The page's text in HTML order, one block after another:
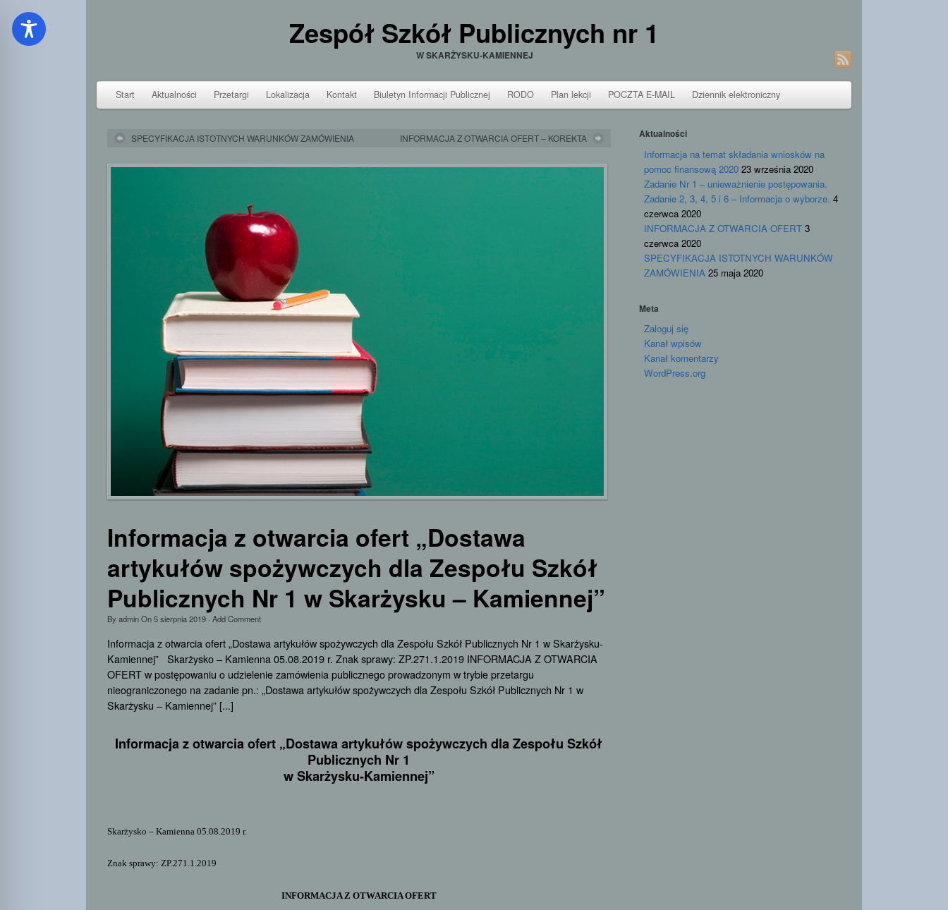
Zespół Szkół Publicznych nr 1
W SKARŻYSKU-KAMIENNEJ
Start Aktualności Przetargi Lokalizacja Kontakt Biuletyn Informacji Publicznej RODO Plan lekcji POCZTA E-MAIL Dziennik elektroniczny
SPECYFIKACJA ISTOTNYCH WARUNKÓW ZAMÓWIENIA INFORMACJA Z OTWARCIA OFERT – KOREKTA
Informacja z otwarcia ofert „Dostawa
artykułów spożywczych dla Zespołu Szkół
Publicznych Nr 1 w Skarżysku – Kamiennej”
By adminOn5 sierpnia 2019 · Add Comment
Informacja z otwarcia ofert „Dostawa artykułów spożywczych dla Zespołu Szkół Publicznych Nr 1 w Skarżysku-
Kamiennej” Skarżysko – Kamienna 05.08.2019 r. Znak sprawy: ZP.271.1.2019 INFORMACJA Z OTWARCIA
OFERT w postępowaniu o udzielenie zamówienia publicznego prowadzonym w trybie przetargu
nieograniczonego na zadanie pn.: „Dostawa artykułów spożywczych dla Zespołu Szkół Publicznych Nr 1 w
Skarżysku – Kamiennej” [...]
Informacja z otwarcia ofert „Dostawa artykułów spożywczych dla Zespołu Szkół
Publicznych Nr 1
w Skarżysku-Kamiennej”
Skarżysko – Kamienna 05.08.2019 r.
Znak sprawy: ZP.271.1.2019
INFORMACJA Z OTWARCIA OFERT
Aktualności
Informacja na temat składania wniosków na
pomoc finansową 2020 23 września 2020
Zadanie Nr 1 – unieważnienie postępowania.
Zadanie 2, 3, 4, 5 i 6 – Informacja o wyborze. 4
czerwca 2020
INFORMACJA Z OTWARCIA OFERT 3
czerwca 2020
SPECYFIKACJA ISTOTNYCH WARUNKÓW
ZAMÓWIENIA 25 maja 2020
Meta
Zaloguj się
Kanał wpisów
Kanał komentarzy
WordPress.org